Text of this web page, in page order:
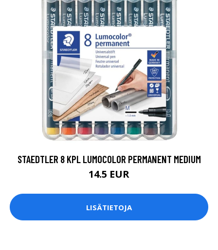
STAEDTLER 8 KPL LUMOCOLOR PERMANENT MEDIUM
14.5 EUR
LISÄTIETOJA